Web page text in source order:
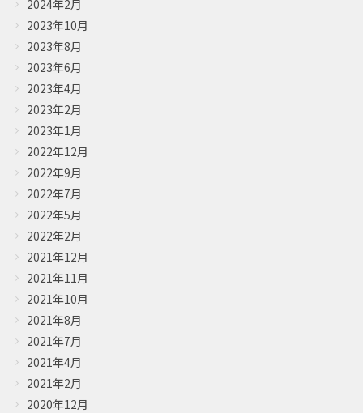
2024年2月
2023年10月
2023年8月
2023年6月
2023年4月
2023年2月
2023年1月
2022年12月
2022年9月
2022年7月
2022年5月
2022年2月
2021年12月
2021年11月
2021年10月
2021年8月
2021年7月
2021年4月
2021年2月
2020年12月